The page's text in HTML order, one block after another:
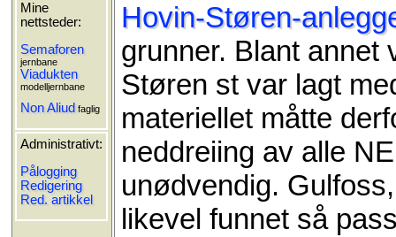
Mine
nettsteder:
Semaforen
jernbane
Viadukten
modelljernbane
Non Aliud faglig
Administrativt:
Pålogging
Redigering
Red. artikkel
Hovin-Støren-
grunner. Blant annet
Støren st var lagt
materiellet måtte
neddreiing av alle
unødvendig.
likevel funnet så